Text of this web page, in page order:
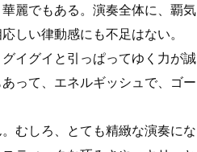
麗でもある。演奏全体に、覇気
しい律動感にも不足はない。
イグイと引っぱってゆく力が誠
って、エネルギッシュで、ゴー
むしろ、とても精緻な演奏にな